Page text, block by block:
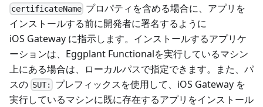
certificateName プロパティを含める場合に、アプリを
インストールする前に開発者に署名するように
iOS Gateway に指示します。インストールするアプリケ
ーションは、Eggplant Functionalを実行しているマシン
上にある場合は、ローカルパスで指定できます。また、パ
スの SUT:
プレフィックスを使用して、iOS Gateway を
実行しているマシンに既に存在するアプリをインストール